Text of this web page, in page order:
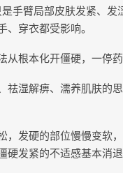
手臂局部皮肤发紧、
穿衣都受影响。
根本化开僵硬，一停
祛湿解痹、濡养肌肤的
发硬的部位慢慢变软
发紧的不适感基本消